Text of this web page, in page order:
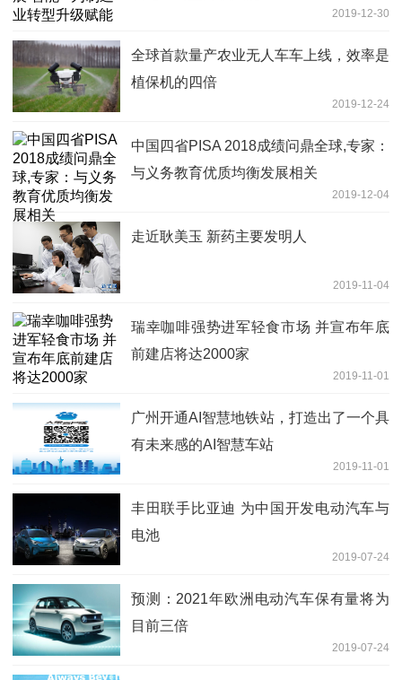
2019-12-30
全球首款量产农业无人车车上线，效率是
植保机的四倍
2019-12-24
中国四省PISA 2018成绩问鼎全球,专家：
与义务教育优质均衡发展相关
2019-12-04
走近耿美玉 新药主要发明人
2019-11-04
瑞幸咖啡强势进军轻食市场 并宣布年底
前建店将达2000家
2019-11-01
广州开通AI智慧地铁站，打造出了一个具
有未来感的AI智慧车站
2019-11-01
丰田联手比亚迪 为中国开发电动汽车与
电池
2019-07-24
预测：2021年欧洲电动汽车保有量将为
目前三倍
2019-07-24